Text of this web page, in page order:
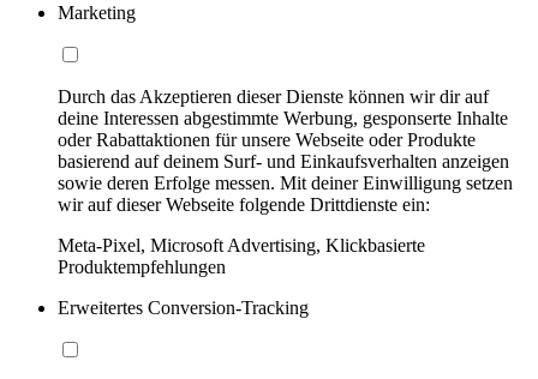
Marketing
Durch das Akzeptieren dieser Dienste können wir dir auf
deine Interessen abgestimmte Werbung, gesponserte Inhalte
oder Rabattaktionen für unsere Webseite oder Produkte
basierend auf deinem Surf- und Einkaufsverhalten anzeigen
sowie deren Erfolge messen. Mit deiner Einwilligung setzen
wir auf dieser Webseite folgende Drittdienste ein:
Meta-Pixel, Microsoft Advertising, Klickbasierte
Produktempfehlungen
Erweitertes Conversion-Tracking